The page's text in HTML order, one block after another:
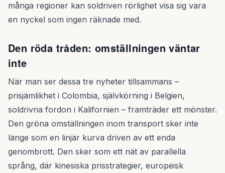
många regioner kan soldriven rörlighet visa sig vara
en nyckel som ingen räknade med.
Den röda tråden: omställningen väntar
inte
När man ser dessa tre nyheter tillsammans –
prisjämlikhet i Colombia, självkörning i Belgien,
soldrivna fordon i Kalifornien – framträder ett mönster.
Den gröna omställningen inom transport sker inte
länge som en linjär kurva driven av ett enda
genombrott. Den sker som ett nät av parallella
språng, där kinesiska prisstrategier, europeisk